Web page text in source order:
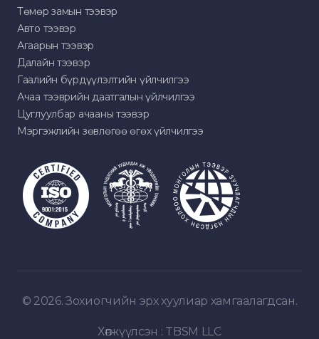
Төмөр замын тээвэр
Авто тээвэр
Агаарын тээвэр
Далайн тээвэр
Гаалийн бүрдүүлэлтийн үйлчилгээ
Ачаа тээврийн даатгалын үйлчилгээ
Цуглуулбар ачааны тээвэр
Мэргэжлийн зөвлөгөө өгөх үйлчилгээ
© 2026. Зохиогчийн эрх хуулиар хамгаалагдсан.
Хөгжүүлсэн : TBSM LLC